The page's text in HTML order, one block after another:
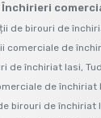
Închirieri
de birouri de
comerciale de
de închiriat Iasi,
de închiriat
birouri de închiriat